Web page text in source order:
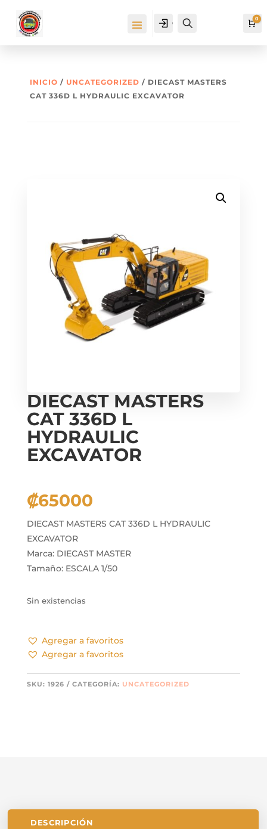
Cuenta 0
INICIO / UNCATEGORIZED / DIECAST MASTERS
CAT 336D L HYDRAULIC EXCAVATOR
DIECAST MASTERS
CAT 336D L
HYDRAULIC
EXCAVATOR
₡65000
DIECAST MASTERS CAT 336D L HYDRAULIC
EXCAVATOR
Marca: DIECAST MASTER
Tamaño: ESCALA 1/50
Sin existencias
Agregar a favoritos
Agregar a favoritos
SKU: 1926 CATEGORÍA: UNCATEGORIZED
DESCRIPCIÓN